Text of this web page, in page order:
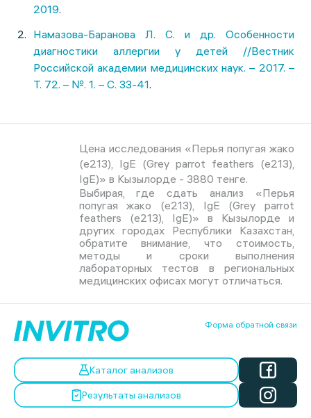
2019.
Намазова-Баранова Л. С. и др. Особенности
диагностики аллергии у детей //Вестник
Российской академии медицинских наук. – 2017. –
Т. 72. – №. 1. – С. 33-41.
Цена исследования «Перья попугая жако
(e213), IgE (Grey parrot feathers (e213),
IgE)» в Кызылорде - 3880 тенге.
Выбирая, где сдать анализ «Перья
попугая жако (e213), IgE (Grey parrot
feathers (e213), IgE)» в Кызылорде и
других городах Республики Казахстан,
обратите внимание, что стоимость,
методы и сроки выполнения
лабораторных тестов в региональных
медицинских офисах могут отличаться.
Форма обратной связи
Каталог анализов
Результаты анализов